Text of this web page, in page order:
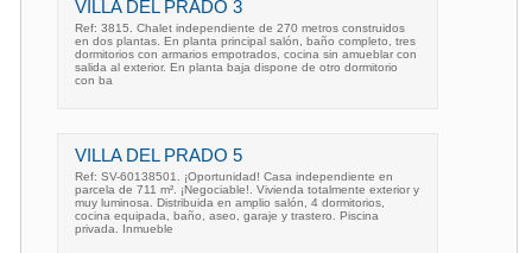
VILLA DEL PRADO 3
Ref: 3815. Chalet independiente de 270 metros construidos
en dos plantas. En planta principal salón, baño completo, tres
dormitorios con armarios empotrados, cocina sin amueblar con
salida al exterior. En planta baja dispone de otro dormitorio
con ba
VILLA DEL PRADO 5
Ref: SV-60138501. ¡Oportunidad! Casa independiente en
parcela de 711 m². ¡Negociable!. Vivienda totalmente exterior y
muy luminosa. Distribuida en amplio salón, 4 dormitorios,
cocina equipada, baño, aseo, garaje y trastero. Piscina
privada. Inmueble